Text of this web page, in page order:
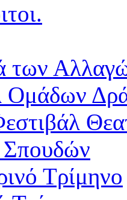
των
Ομάδων
Τρίμηνο